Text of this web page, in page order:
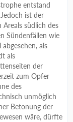
entstand
ist der
Areals südlich des
Sündenfällen wie
als
als
der
zum Opfer
des
unmöglich
Betonung der
wäre, dürfte